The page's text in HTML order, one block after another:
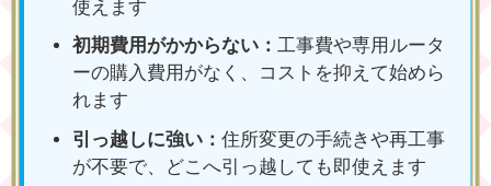
使えます
初期費用がかからない：工事費や専用ルータ
ーの購入費用がなく、コストを抑えて始めら
れます
引っ越しに強い：住所変更の手続きや再工事
が不要で、どこへ引っ越しても即使えます